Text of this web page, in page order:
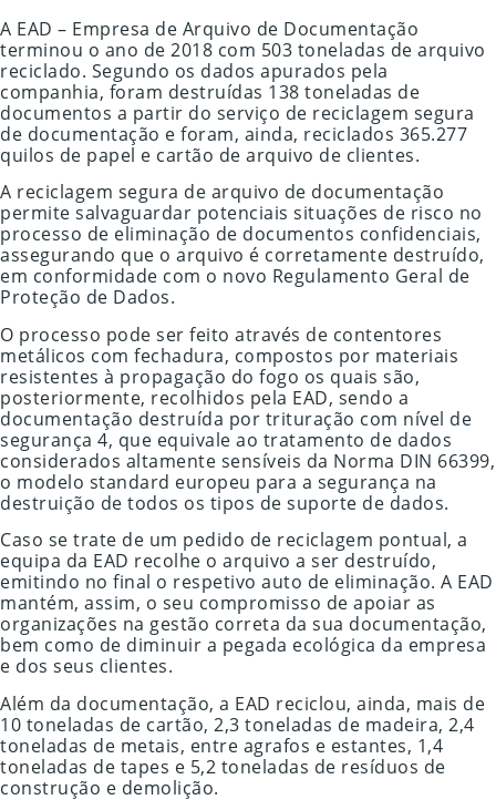
A EAD – Empresa de Arquivo de Documentação
terminou o ano de 2018 com 503 toneladas de arquivo
reciclado. Segundo os dados apurados pela
companhia, foram destruídas 138 toneladas de
documentos a partir do serviço de reciclagem segura
de documentação e foram, ainda, reciclados 365.277
quilos de papel e cartão de arquivo de clientes.
A reciclagem segura de arquivo de documentação
permite salvaguardar potenciais situações de risco no
processo de eliminação de documentos confidenciais,
assegurando que o arquivo é corretamente destruído,
em conformidade com o novo Regulamento Geral de
Proteção de Dados.
O processo pode ser feito através de contentores
metálicos com fechadura, compostos por materiais
resistentes à propagação do fogo os quais são,
posteriormente, recolhidos pela EAD, sendo a
documentação destruída por trituração com nível de
segurança 4, que equivale ao tratamento de dados
considerados altamente sensíveis da Norma DIN 66399,
o modelo standard europeu para a segurança na
destruição de todos os tipos de suporte de dados.
Caso se trate de um pedido de reciclagem pontual, a
equipa da EAD recolhe o arquivo a ser destruído,
emitindo no final o respetivo auto de eliminação. A EAD
mantém, assim, o seu compromisso de apoiar as
organizações na gestão correta da sua documentação,
bem como de diminuir a pegada ecológica da empresa
e dos seus clientes.
Além da documentação, a EAD reciclou, ainda, mais de
10 toneladas de cartão, 2,3 toneladas de madeira, 2,4
toneladas de metais, entre agrafos e estantes, 1,4
toneladas de tapes e 5,2 toneladas de resíduos de
construção e demolição.